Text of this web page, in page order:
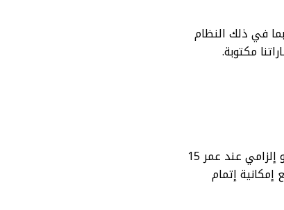
في ذلك النظام
مكتوبة.
يمكن استخراج هوية وطنية للتابعين (السعوديين) عبر منصة أبشر للأبناء من سن 6 إلى 19 عاماً، وهو إلزامي عند عمر 15
إتمام